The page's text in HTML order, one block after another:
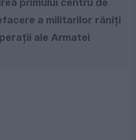
primului centru de
a militarilor răniți
ale Armatei